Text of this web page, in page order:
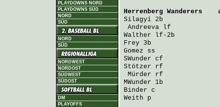
PLAYDOWNS NORD
PLAYDOWNS SÜD
NORD
SÜD
NORD
SÜD
NORDWEST
NORDOST
SÜDWEST
SÜDOST
DM
PLAYOFFS
Herrenberg Wanderers
Silagyi 2b               4
Andreeva lf             0
Walther lf-2b
Frey 3b                  4
Gomez ss                 4
SWunder cf               3
Stötzer rf               3
Mürder rf               0
MWunder 1b
Binder c                 3
Weith p                  3